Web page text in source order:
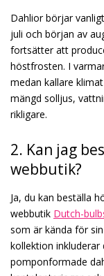
Dahlior börjar
juli och början av
fortsätter att
höstfrosten. I
medan kallare
mängd solljus,
rikligare.
2. Kan jag
webbutik?
Ja, du kan beställa
webbutik Dutch-
som är kända för
kollektion
pomponformade